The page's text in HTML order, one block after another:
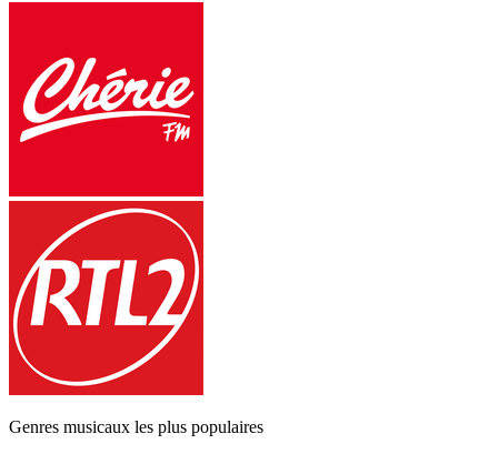
Genres musicaux les plus populaires